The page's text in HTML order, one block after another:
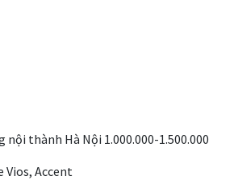
thành Hà Nội 1.000.000-1.500.000
Vios, Accent